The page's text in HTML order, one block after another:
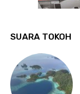
SUARA TOKOH